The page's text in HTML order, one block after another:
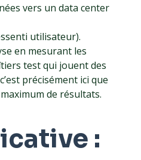
vers un data center
utilisateur).
en mesurant les
test qui jouent des
précisément ici que
de résultats.
: